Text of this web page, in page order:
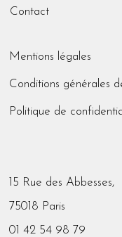
Contact
Mentions légales
Conditions générales
Politique de
15 Rue des Abbesses,
75018 Paris
01 42 54 98 79